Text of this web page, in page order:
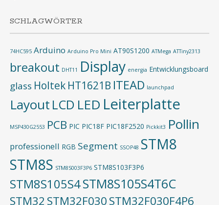
SCHLAGWÖRTER
74HC595 Arduino Arduino Pro Mini AT90S1200 ATMega ATTiny2313
breakout DHT11 Display energia Entwicklungsboard
glass Holtek HT1621B ITEAD launchpad
Layout LCD LED Leiterplatte
MSP430G2553 PCB PIC PIC18F PIC18F2520 Pickkit3 Pollin
professionell RGB Segment SSOP48 STM8
STM8S STM8S003F3P6 STM8S103F3P6
STM8S105S4STM8S105S4T6C
STM32 STM32F030STM32F030F4P6